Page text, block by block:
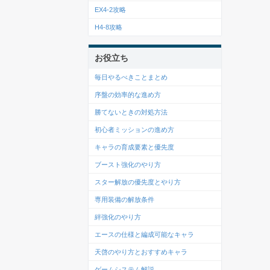
EX4-2攻略
H4-8攻略
お役立ち
毎日やるべきことまとめ
序盤の効率的な進め方
勝てないときの対処方法
初心者ミッションの進め方
キャラの育成要素と優先度
ブースト強化のやり方
スター解放の優先度とやり方
専用装備の解放条件
絆強化のやり方
エースの仕様と編成可能なキャラ
天啓のやり方とおすすめキャラ